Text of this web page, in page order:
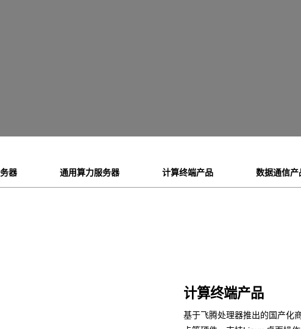
器 通用算力服务器 计算终端产品 数据通信产
计算终端产品
基于飞腾处理器推出的国产化